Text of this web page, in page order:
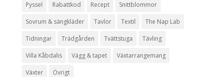
Pyssel Rabattkod Recept Snittblommor
Sovrum & sängkläder Tavlor Textil The Nap Lab
Tidningar Trädgården Tvättstuga Tävling
Villa Kåbdalis Vägg & tapet Växtarrangemang
Växter Övrigt